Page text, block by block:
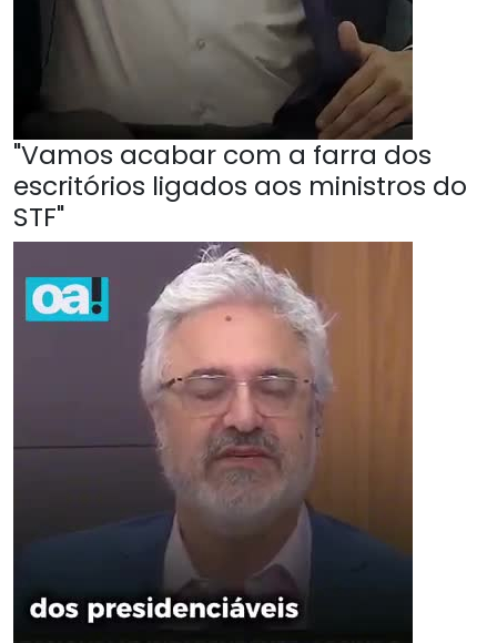
"Vamos acabar com a farra dos
escritórios ligados aos ministros do
STF"